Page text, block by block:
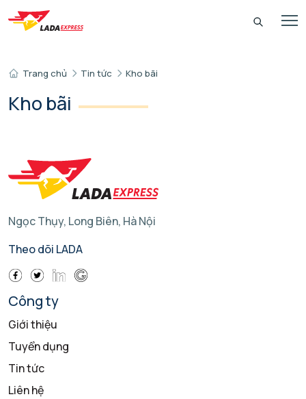
Trang chủ Tin tức Kho bãi
Kho bãi
Ngọc Thụy, Long Biên, Hà Nội
Theo dõi LADA
Công ty
Giới thiệu
Tuyển dụng
Tin tức
Liên hệ